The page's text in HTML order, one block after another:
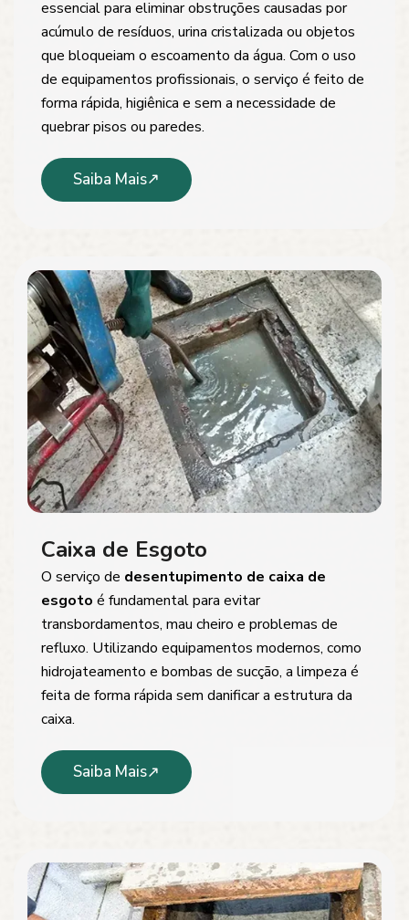
essencial para eliminar obstruções causadas por
acúmulo de resíduos, urina cristalizada ou objetos
que bloqueiam o escoamento da água. Com o uso
de equipamentos profissionais, o serviço é feito de
forma rápida, higiênica e sem a necessidade de
quebrar pisos ou paredes.
Saiba Mais
Caixa de Esgoto
O serviço de desentupimento de caixa de
esgoto é fundamental para evitar
transbordamentos, mau cheiro e problemas de
refluxo. Utilizando equipamentos modernos, como
hidrojateamento e bombas de sucção, a limpeza é
feita de forma rápida sem danificar a estrutura da
caixa.
Saiba Mais